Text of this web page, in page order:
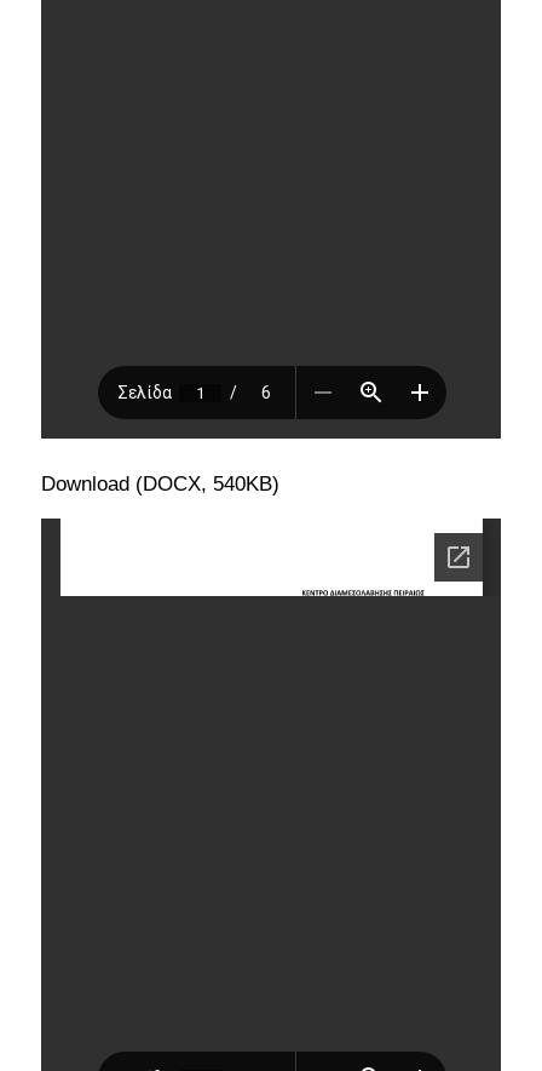
Download (DOCX, 540KB)